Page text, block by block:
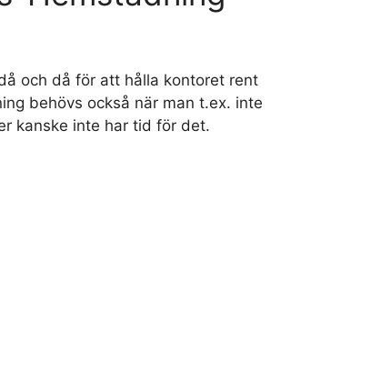
och då för att hålla kontoret rent
behövs också när man t.ex. inte
kanske inte har tid för det.